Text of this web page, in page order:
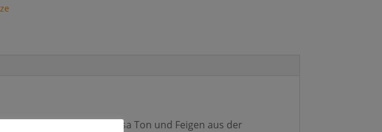
angereichert mit rosa Ton und Feigen aus der